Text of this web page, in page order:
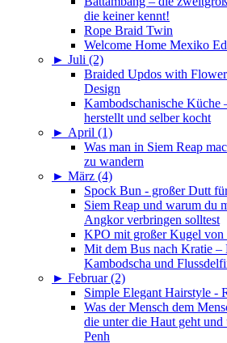
die keiner kennt!
Rope Braid Twin
Welcome Home Mexiko
► Juli (2)
Braided Updos with
Design
Kambodschanische Küche
herstellt und selber kocht
► April (1)
Was man in Siem Reap
zu wandern
► März (4)
Spock Bun - großer Dutt
Siem Reap und warum du
Angkor verbringen solltest
KPO mit großer Kugel von
Mit dem Bus nach Kratie –
Kambodscha und
► Februar (2)
Simple Elegant Hairstyle -
Was der Mensch dem
die unter die Haut geht
Penh